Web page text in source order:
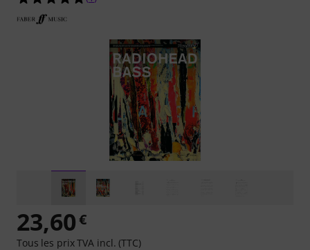
23,60€
Tous les prix TVA incl. (TTC)